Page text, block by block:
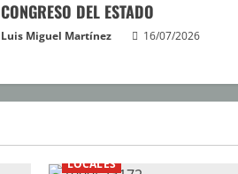
CONGRESO DEL ESTADO
Luis Miguel Martínez 16/07/2026
LOCALES